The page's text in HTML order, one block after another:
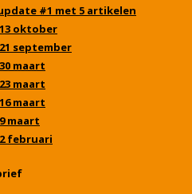
#1 met 5 artikelen
oktober
september
maart
maart
maart
maart
februari